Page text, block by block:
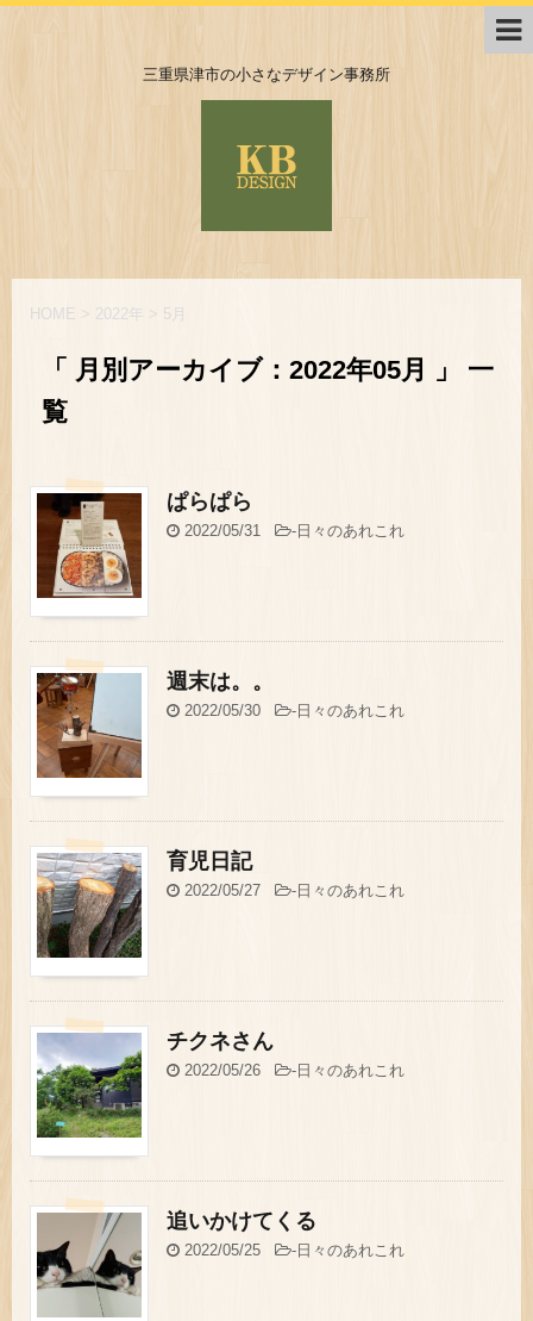
三重県津市の小さなデザイン事務所
HOME > 2022年 > 5月
「 月別アーカイブ：2022年05月 」 一
覧
ぱらぱら
2022/05/31 -日々のあれこれ
週末は。。
2022/05/30 -日々のあれこれ
育児日記
2022/05/27 -日々のあれこれ
チクネさん
2022/05/26 -日々のあれこれ
追いかけてくる
2022/05/25 -日々のあれこれ